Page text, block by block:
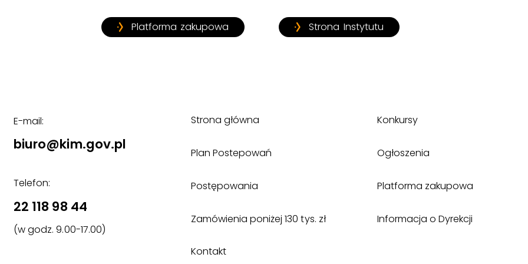
Platforma zakupowa Strona Instytutu
E-mail:
biuro@kim.gov.pl
Telefon:
22 118 98 44
(w godz. 9.00-17.00)
Strona główna Konkursy
Plan Postepowań Ogłoszenia
Postępowania Platforma zakupowa
Zamówienia poniżej 130 tys. zł Informacja o Dyrekcji
Kontakt